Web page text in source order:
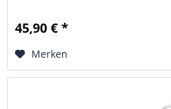
45,90 € *
Merken